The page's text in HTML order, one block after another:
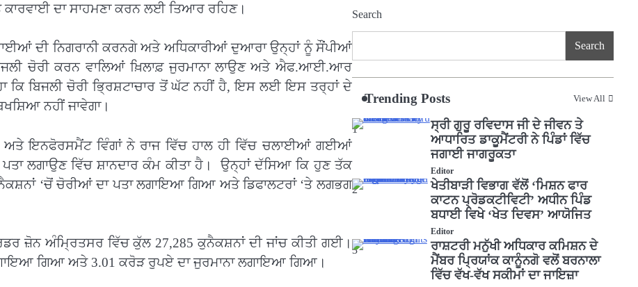
ਕਾਰਵਾਈ ਦਾ ਸਾਹਮਣਾ ਕਰਨ ਲਈ ਤਿਆਰ ਰਹਿਣ।
ਦੀ ਨਿਗਰਾਨੀ ਕਰਨਗੇ ਅਤੇ ਅਧਿਕਾਰੀਆਂ ਦੁਆਰਾ ਉਨ੍ਹਾਂ ਨੂੰ ਸੌਂਪੀਆਂ
ਚੋਰੀ ਕਰਨ ਵਾਲਿਆਂ ਖ਼ਿਲਾਫ਼ ਜੁਰਮਾਨਾ ਲਾਉਣ ਅਤੇ ਐਫ.ਆਈ.ਆਰ
ਬਿਜਲੀ ਚੋਰੀ ਭ੍ਰਿਸ਼ਟਾਚਾਰ ਤੋਂ ਘੱਟ ਨਹੀਂ ਹੈ, ਇਸ ਲਈ ਇਸ ਤਰ੍ਹਾਂ ਦੇ
ਨਹੀਂ ਜਾਵੇਗਾ।
ਅਤੇ ਇਨਫੋਰਸਮੈਂਟ ਵਿੰਗਾਂ ਨੇ ਰਾਜ ਵਿੱਚ ਹਾਲ ਹੀ ਵਿੱਚ ਚਲਾਈਆਂ ਗਈਆਂ
ਲਗਾਉਣ ਵਿੱਚ ਸ਼ਾਨਦਾਰ ਕੰਮ ਕੀਤਾ ਹੈ। ਉਨ੍ਹਾਂ ਦੱਸਿਆ ਕਿ ਹੁਣ ਤੱਕ
‘ਚੋਂ ਚੋਰੀਆਂ ਦਾ ਪਤਾ ਲਗਾਇਆ ਗਿਆ ਅਤੇ ਡਿਫਾਲਟਰਾਂ ‘ਤੇ ਲਗਭਗ
ਜ਼ੋਨ ਅੰਮ੍ਰਿਤਸਰ ਵਿੱਚ ਕੁੱਲ 27,285 ਕੁਨੈਕਸ਼ਨਾਂ ਦੀ ਜਾਂਚ ਕੀਤੀ ਗਈ।
ਗਿਆ ਅਤੇ 3.01 ਕਰੋੜ ਰੁਪਏ ਦਾ ਜੁਰਮਾਨਾ ਲਗਾਇਆ ਗਿਆ।
Search
Search
Trending Posts View All
1
ਸ੍ਰੀ ਗੁਰੂ ਰਵਿਦਾਸ ਜੀ ਦੇ ਜੀਵਨ ਤੇ
ਆਧਾਰਿਤ ਡਾਕੂਮੈਂਟਰੀ ਨੇ ਪਿੰਡਾਂ ਵਿੱਚ
ਜਗਾਈ ਜਾਗਰੂਕਤਾ
Editor
2
ਖੇਤੀਬਾੜੀ ਵਿਭਾਗ ਵੱਲੋਂ ‘ਮਿਸ਼ਨ ਫਾਰ
ਕਾਟਨ ਪ੍ਰੋਡਕਟੀਵਿਟੀ’ ਅਧੀਨ ਪਿੰਡ
ਬਧਾਈ ਵਿਖੇ ‘ਖੇਤ ਦਿਵਸ’ ਆਯੋਜਿਤ
Editor
3
ਰਾਸ਼ਟਰੀ ਮਨੁੱਖੀ ਅਧਿਕਾਰ ਕਮਿਸ਼ਨ ਦੇ
ਮੈਂਬਰ ਪ੍ਰਿਯਾਂਕ ਕਾਨੂੰਨਗੋ ਵਲੋਂ ਬਰਨਾਲਾ
ਵਿੱਚ ਵੱਖ-ਵੱਖ ਸਕੀਮਾਂ ਦਾ ਜਾਇਜ਼ਾ